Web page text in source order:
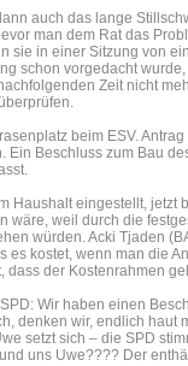
auch das lange
man dem Rat das
sie in einer Sitzung von
schon vorgedacht
Zeit nicht
beim ESV.
Ein Beschluss zum Bau
Haushalt eingestellt, jetzt
wäre, weil durch die
würden. Acki Tjaden
es kostet, wenn man die
dass der Kostenrahmen
Wir haben einen
denken wir, endlich haut
setzt sich – die SPD
uns Uwe???? Der